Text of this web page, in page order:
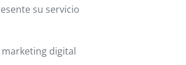
su servicio
digital